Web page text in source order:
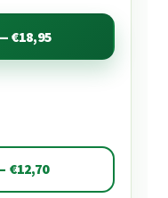
€18,95
€12,70